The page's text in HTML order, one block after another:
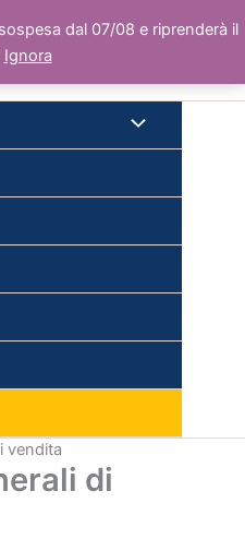
dal 07/08 e riprenderà il
Ignora
vendita
di